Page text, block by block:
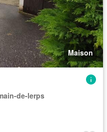
Maison
de-lerps